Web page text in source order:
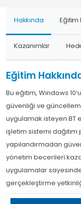
Hakkında Eğitim
Kazanımlar
Eğitim
Bu eğitim, Windows
güvenliği ve
uygulamak isteyen BT
işletim sistemi
yapılandırmadan
yönetim becerileri
uygulamalar
gerçekleştirme